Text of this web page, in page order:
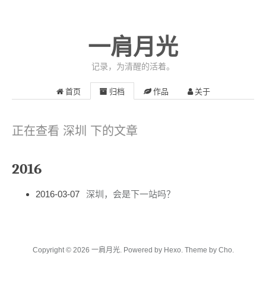
一肩月光
记录，为清醒的活着。
首页 归档 作品 关于
正在查看 深圳 下的文章
2016
2016-03-07 深圳，会是下一站吗？
Copyright © 2026 一肩月光. Powered byHexo. Theme byCho.